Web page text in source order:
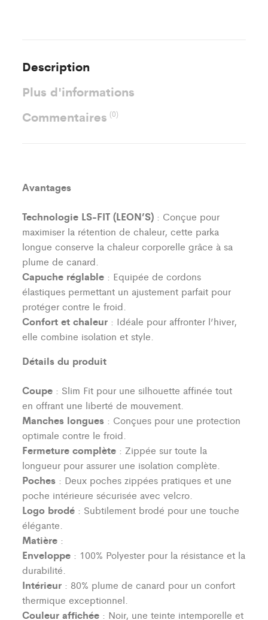
Description
Plus d'informations
Commentaires(0)
Avantages
Technologie LS-FIT (LEON’S) : Conçue pour
maximiser la rétention de chaleur, cette parka
longue conserve la chaleur corporelle grâce à sa
plume de canard.
Capuche réglable : Equipée de cordons
élastiques permettant un ajustement parfait pour
protéger contre le froid.
Confort et chaleur : Idéale pour affronter l’hiver,
elle combine isolation et style.
Détails du produit
Coupe : Slim Fit pour une silhouette affinée tout
en offrant une liberté de mouvement.
Manches longues : Conçues pour une protection
optimale contre le froid.
Fermeture complète : Zippée sur toute la
longueur pour assurer une isolation complète.
Poches : Deux poches zippées pratiques et une
poche intérieure sécurisée avec velcro.
Logo brodé : Subtilement brodé pour une touche
élégante.
Matière :
Enveloppe : 100% Polyester pour la résistance et la
durabilité.
Intérieur : 80% plume de canard pour un confort
thermique exceptionnel.
Couleur affichée : Noir, une teinte intemporelle et